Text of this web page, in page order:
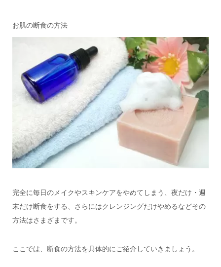
お肌の断食の方法
完全に毎日のメイクやスキンケアをやめてしまう、夜だけ・週
末だけ断食をする、さらにはクレンジングだけやめるなどその
方法はさまざまです。
ここでは、断食の方法を具体的にご紹介していきましょう。